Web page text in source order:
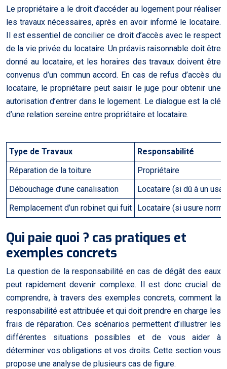
Le propriétaire a le droit d’accéder au logement pour réaliser
les travaux nécessaires, après en avoir informé le locataire.
Il est essentiel de concilier ce droit d’accès avec le respect
de la vie privée du locataire. Un préavis raisonnable doit être
donné au locataire, et les horaires des travaux doivent être
convenus d’un commun accord. En cas de refus d’accès du
locataire, le propriétaire peut saisir le juge pour obtenir une
autorisation d’entrer dans le logement. Le dialogue est la clé
d’une relation sereine entre propriétaire et locataire.
Type de Travaux
Responsabilité
Réparation de la toiture
Propriétaire
Débouchage d’une canalisation
Locataire (si dû à un
Remplacement d’un robinet qui fuit
Locataire (si usure
Qui paie quoi ? cas pratiques et
exemples concrets
La question de la responsabilité en cas de dégât des eaux
peut rapidement devenir complexe. Il est donc crucial de
comprendre, à travers des exemples concrets, comment la
responsabilité est attribuée et qui doit prendre en charge les
frais de réparation. Ces scénarios permettent d’illustrer les
différentes situations possibles et de vous aider à
déterminer vos obligations et vos droits. Cette section vous
propose une analyse de plusieurs cas de figure.